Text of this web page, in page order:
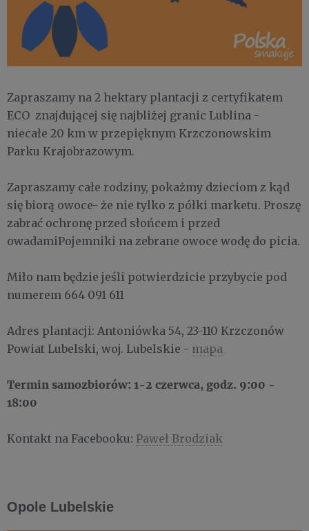
Zapraszamy na 2 hektary plantacji z certyfikatem
ECO znajdującej się najbliżej granic Lublina -
niecałe 20 km w przepięknym Krzczonowskim
Parku Krajobrazowym.
Zapraszamy całe rodziny, pokażmy dzieciom z kąd
się biorą owoce- że nie tylko z półki marketu. Proszę
zabrać ochronę przed słońcem i przed
owadamiPojemniki na zebrane owoce wodę do picia.
Miło nam będzie jeśli potwierdzicie przybycie pod
numerem 664 091 611
Adres plantacji: Antoniówka 54, 23-110 Krzczonów
Powiat Lubelski, woj. Lubelskie - mapa
Termin samozbiorów: 1-2 czerwca, godz. 9:00 -
18:00
Kontakt na Facebooku: Paweł Brodziak
Opole Lubelskie